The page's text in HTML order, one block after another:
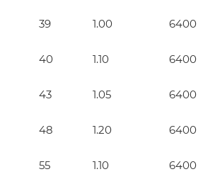
39 1.00 6400
40 1.10 6400
43 1.05 6400
48 1.20 6400
55 1.10 6400